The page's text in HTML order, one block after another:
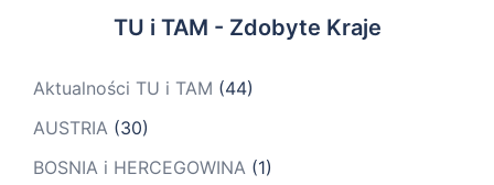
TU i TAM - Zdobyte Kraje
Aktualności TU i TAM (44)
AUSTRIA (30)
BOSNIA i HERCEGOWINA (1)